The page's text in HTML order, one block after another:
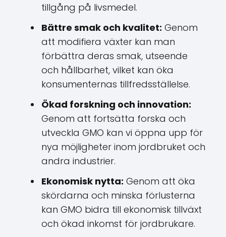
tillgång på livsmedel.
Bättre smak och kvalitet: Genom
att modifiera växter kan man
förbättra deras smak, utseende
och hållbarhet, vilket kan öka
konsumenternas tillfredsställelse.
Ökad forskning och innovation:
Genom att fortsätta forska och
utveckla GMO kan vi öppna upp för
nya möjligheter inom jordbruket och
andra industrier.
Ekonomisk nytta: Genom att öka
skördarna och minska förlusterna
kan GMO bidra till ekonomisk tillväxt
och ökad inkomst för jordbrukare.